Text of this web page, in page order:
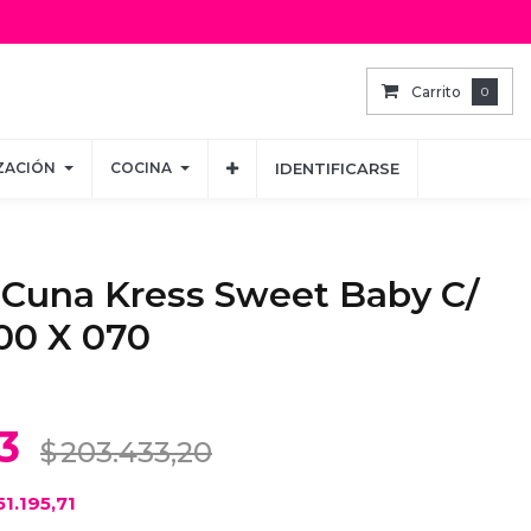
Carrito 0
COCINA IDENTIFICARSE
Carrito 0
COCINA IDENTIFICARSE
Kress Sweet Baby C/
X 070
$203.433,20